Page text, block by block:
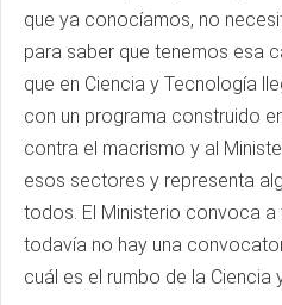
que ya conocíamos, no
para saber que tenemos esa
que en Ciencia y Tecnología
con un programa construido
contra el macrismo y al
esos sectores y representa
todos. El Ministerio convoca
todavía no hay una
cuál es el rumbo de la Ciencia